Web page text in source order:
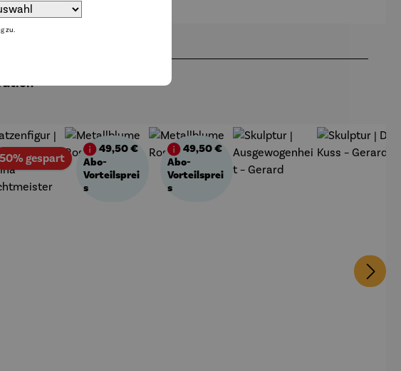
50% gespartRabatt
49,50 €
Abo-
Vorteilsprei
s
49,50 €
Abo-
Vorteilsprei
s
zu.